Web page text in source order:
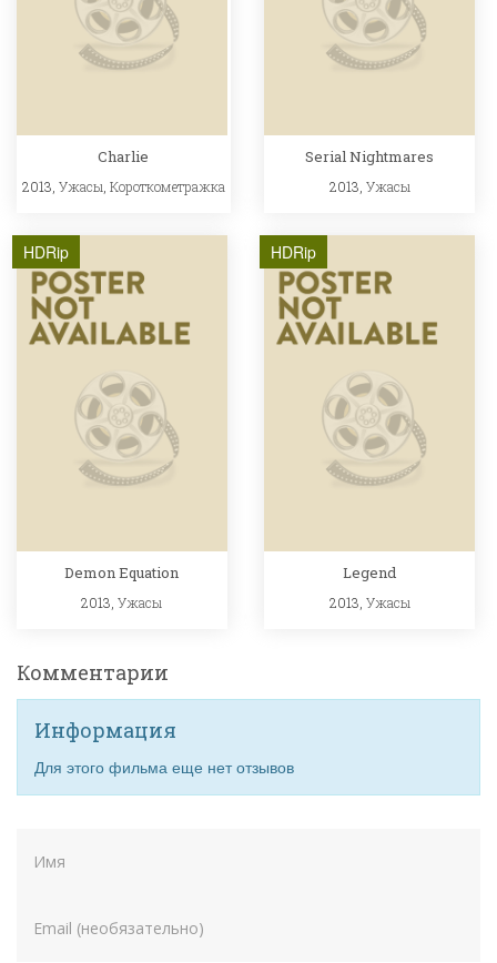
Charlie
2013, Ужасы Короткометражка
Serial Nightmares
2013, Ужасы
HDRip
Demon Equation
2013,Ужасы
HDRip
Legend
2013, Ужасы
Комментарии
Информация
Для этого фильма еще нет отзывов